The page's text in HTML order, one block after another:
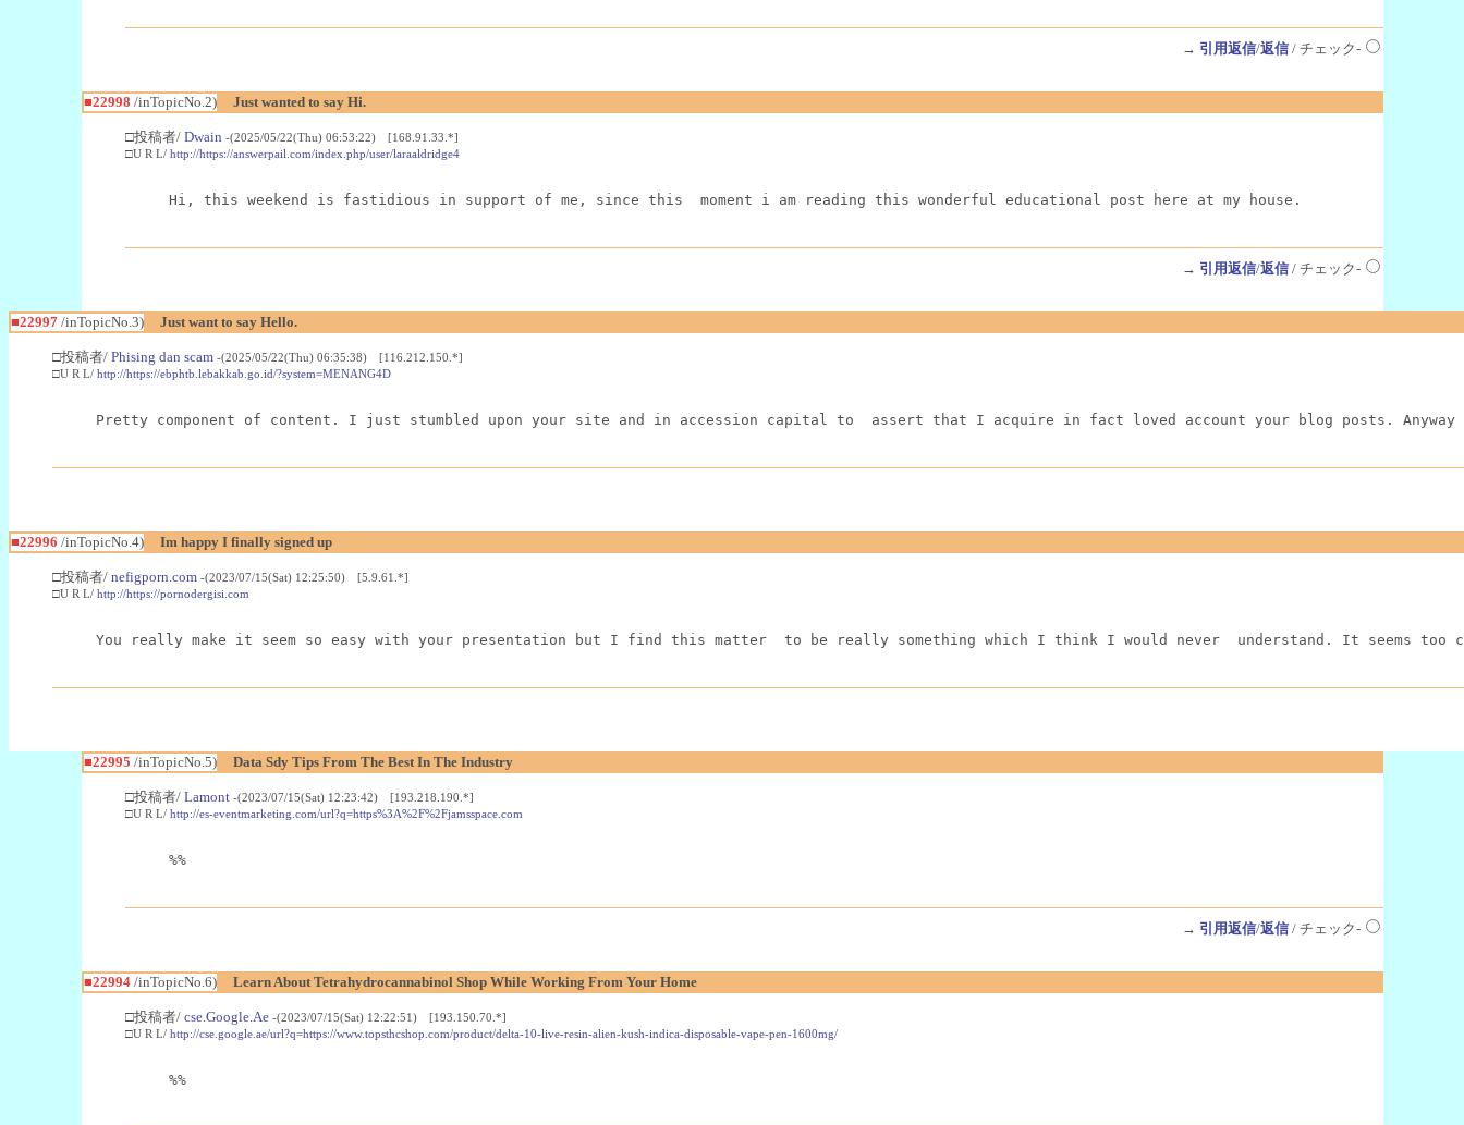
→ 引用返信/返信/ チェック-
■22998 /inTopicNo.2) Just wanted to say Hi.
□投稿者/ Dwain -(2025/05/22(Thu) 06:53:22) [168.91.33.*]
□U R L/ http://https://answerpail.com/index.php/user/laraaldridge4
Hi, this weekend is fastidious in support of me, since this  moment i am reading this wonderful educational post here at my house.
→ 引用返信/返信/ チェック-
■22997 /inTopicNo.3) Just want to say Hello.
□投稿者/ Phising dan scam -(2025/05/22(Thu) 06:35:38) [116.212.150.*]
□U R L/ http://https://ebphtb.lebakkab.go.id/?system=MENANG4D
Pretty component of content. I just stumbled upon your site and in accession capital to  assert that I acquire in fact loved account your blog posts.
■22996 /inTopicNo.4) Im happy I finally signed up
□投稿者/ nefigporn.com -(2023/07/15(Sat) 12:25:50) [5.9.61.*]
□U R L/ http://https://pornodergisi.com
You really make it seem so easy with your presentation but I find this matter  to be really something which I think I would never  understand. It seems
■22995 /inTopicNo.5) Data Sdy Tips From The Best In The Industry
□投稿者/ Lamont -(2023/07/15(Sat) 12:23:42) [193.218.190.*]
□U R L/ http://es-eventmarketing.com/url?q=https%3A%2F%2Fjamsspace.com
%%
→ 引用返信/返信/ チェック-
■22994/inTopicNo.6) Learn About Tetrahydrocannabinol Shop While Working From Your Home
□投稿者/ cse.Google.Ae -(2023/07/15(Sat) 12:22:51) [193.150.70.*]
□U R L/ http://cse.google.ae/url?q=https://www.topsthcshop.com/product/delta-10-live-resin-alien-kush-indica-disposable-vape-pen-1600mg/
%%